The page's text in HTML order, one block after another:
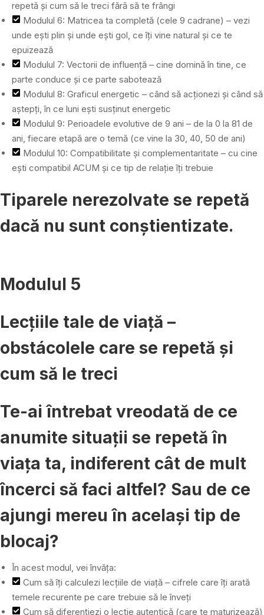
repetă și cum să le treci fără să te frângi
Modulul 6: Matricea ta completă (cele 9 cadrane) – vezi
unde ești plin și unde ești gol, ce îți vine natural și ce te
epuizează
Modulul 7: Vectorii de influență – cine domină în tine, ce
parte conduce și ce parte sabotează
Modulul 8: Graficul energetic – când să acționezi și când să
aștepți, în ce luni ești susținut energetic
Modulul 9: Perioadele evolutive de 9 ani – de la 0 la 81 de
ani, fiecare etapă are o temă (ce vine la 30, 40, 50 de ani)
Modulul 10: Compatibilitate și complementaritate – cu cine
ești compatibil ACUM și ce tip de relație îți trebuie
Tiparele nerezolvate se repetă
dacă nu sunt conștientizate.
Modulul 5
Lecțiile tale de viață –
obstácolele care se repetă și
cum să le treci
Te-ai întrebat vreodată de ce
anumite situații se repetă în
viața ta, indiferent cât de mult
încerci să faci altfel? Sau de ce
ajungi mereu în același tip de
blocaj?
În acest modul, vei învăța:
Cum să îți calculezi lecțiile de viață – cifrele care îți arată
temele recurente pe care trebuie să le înveți
Cum să diferențiezi o lecție autentică (care te maturizează)